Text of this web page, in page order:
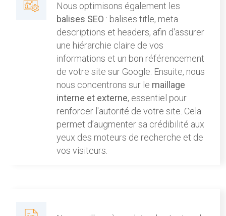
Nous optimisons également les
balises SEO : balises title, meta
descriptions et headers, afin d'assurer
une hiérarchie claire de vos
informations et un bon référencement
de votre site sur Google. Ensuite, nous
nous concentrons sur le maillage
interne et externe, essentiel pour
renforcer l'autorité de votre site. Cela
permet d’augmenter sa crédibilité aux
yeux des moteurs de recherche et de
vos visiteurs.